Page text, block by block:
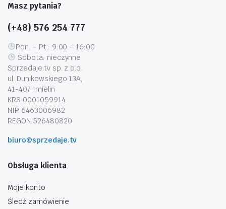
Masz pytania?
(+48) 576 254 777
Pon. – Pt.: 9:00 – 16:00
Sobota: nieczynne
Sprzedaje.tv sp. z o.o.
ul. Dunikowskiego 13A,
41-407 Imielin
KRS 0001059914
NIP 6463006982
REGON 526480820
biuro@sprzedaje.tv
Obsługa klienta
Moje konto
Śledź zamówienie